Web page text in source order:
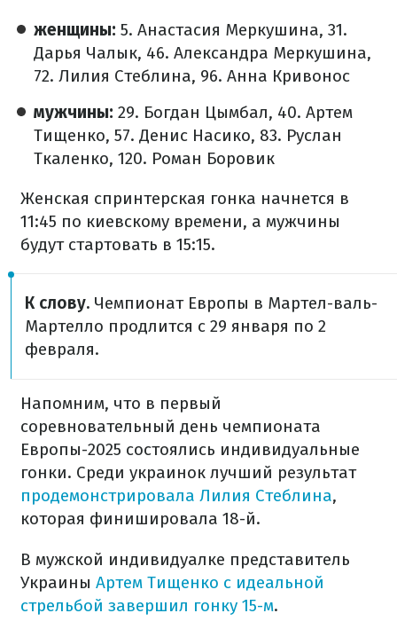
женщины: 5. Анастасия Меркушина, 31.
Дарья Чалык, 46. Александра Меркушина,
72. Лилия Стеблина, 96. Анна Кривонос
мужчины: 29. Богдан Цымбал, 40. Артем
Тищенко, 57. Денис Насико, 83. Руслан
Ткаленко, 120. Роман Боровик
Женская спринтерская гонка начнется в
11:45 по киевскому времени, а мужчины
будут стартовать в 15:15.
К слову. Чемпионат Европы в Мартел-валь-
Мартелло продлится с 29 января по 2
февраля.
Напомним, что в первый
соревновательный день чемпионата
Европы-2025 состоялись индивидуальные
гонки. Среди украинок лучший результат
продемонстрировала Лилия Стеблина,
которая финишировала 18-й.
В мужской индивидуалке представитель
Украины Артем Тищенко с идеальной
стрельбой завершил гонку 15-м.